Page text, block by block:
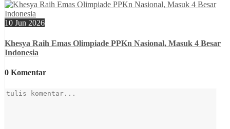
10 Jun 2026
Khesya Raih Emas Olimpiade PPKn Nasional, Masuk 4 Besar
Indonesia
0 Komentar